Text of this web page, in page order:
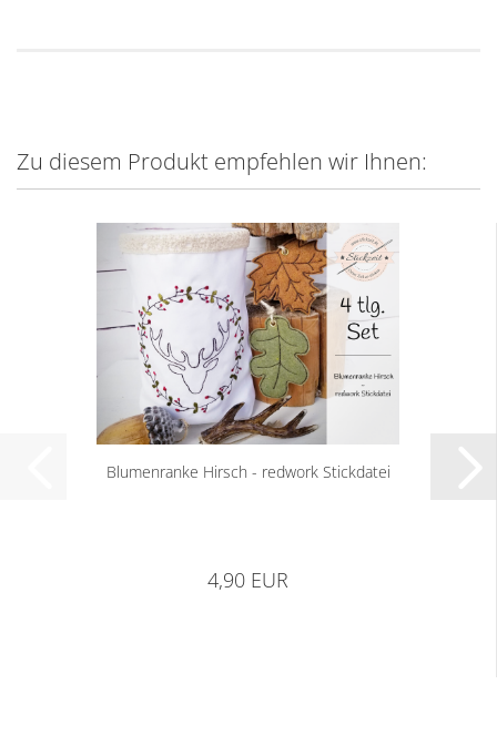
Zu diesem Produkt empfehlen wir Ihnen:
Blumenranke Hirsch - redwork Stickdatei
4,90 EUR